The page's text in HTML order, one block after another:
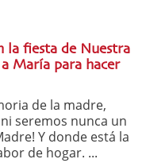
la fiesta de Nuestra
María para hacer
de la madre,
seremos nunca un
Y donde está la
de hogar. ...